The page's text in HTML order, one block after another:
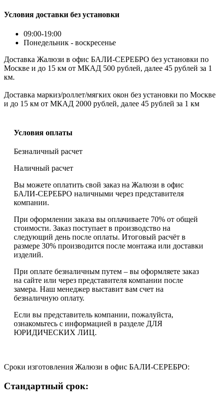
Условия доставки без установки
09:00-19:00
Понедельник - воскресенье
Доставка Жалюзи в офис БАЛИ-СЕРЕБРО без установки по
Москве и до 15 км от МКАД 500 рублей, далее 45 рублей за 1
км.
Доставка маркиз/роллет/мягких окон без установки по Москве
и до 15 км от МКАД 2000 рублей, далее 45 рублей за 1 км
Условия оплаты
Безналичный расчет
Наличный расчет
Вы можете оплатить свой заказ на Жалюзи в офис
БАЛИ-СЕРЕБРО наличными через представителя
компании.
При оформлении заказа вы оплачиваете 70% от общей
стоимости. Заказ поступает в производство на
следующий день после оплаты. Итоговый расчёт в
размере 30% производится после монтажа или доставки
изделий.
При оплате безналичным путем – вы оформляете заказ
на сайте или через представителя компании после
замера. Наш менеджер выставит вам счет на
безналичную оплату.
Если вы представитель компании, пожалуйста,
ознакомьтесь с информацией в разделе ДЛЯ
ЮРИДИЧЕСКИХ ЛИЦ.
Сроки изготовления Жалюзи в офис БАЛИ-СЕРЕБРО:
Стандартный срок: